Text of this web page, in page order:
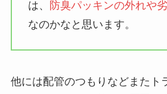
は、
防臭パッキンの外れや
なのかなと思います。
他には配管のつもりなどまたト